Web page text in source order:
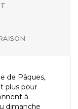
de Pâques,
plus pour
à
dimanche